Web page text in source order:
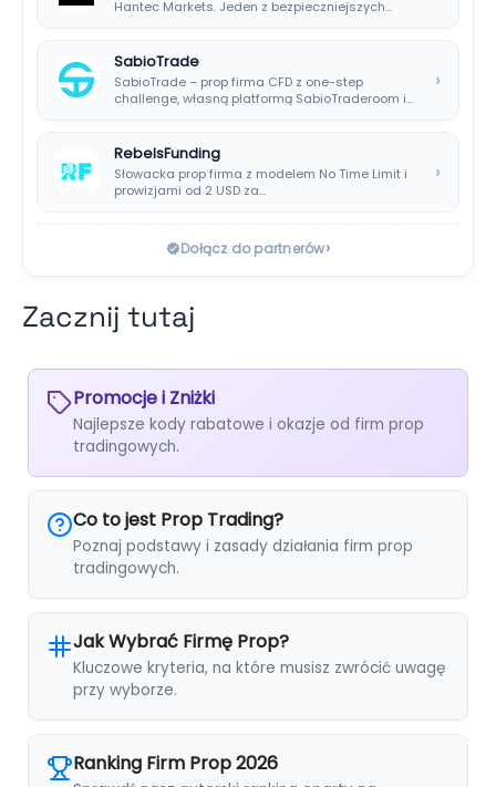
Hantec Markets. Jeden z bezpieczniejszych
SabioTrade
SabioTrade – prop firma CFD z one-step
challenge, własną platformą SabioTraderoom i
›
RebelsFunding
Słowacka prop firma z modelem No Time Limit i
prowizjami od 2 USD za…
›
Dołącz do partnerów›
Zacznij tutaj
Promocje i Zniżki
Najlepsze kody rabatowe i okazje od firm prop
tradingowych.
Co to jest Prop Trading?
Poznaj podstawy i zasady działania firm prop
tradingowych.
Jak Wybrać Firmę Prop?
Kluczowe kryteria, na które musisz zwrócić uwagę
przy wyborze.
Ranking Firm Prop 2026